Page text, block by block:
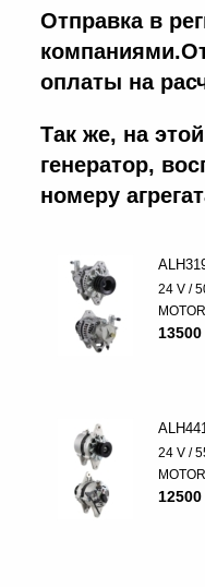
Отправка в
оплаты на
Так же, на
генератор,
номеру
24 V /
24 V /